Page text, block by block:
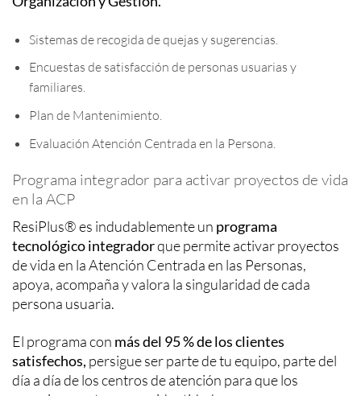
Sistemas de recogida de quejas y sugerencias.
Encuestas de satisfacción de personas usuarias y
familiares.
Plan de Mantenimiento.
Evaluación Atención Centrada en la Persona.
Programa integrador para activar proyectos de vida
en la ACP
ResiPlus® es indudablemente un programa
tecnológico integradorque permite activar proyectos
de vida en la Atención Centrada en las Personas,
apoya, acompaña y valora la singularidad de cada
persona usuaria.
El programa con más del 95 % de los clientes
satisfechos, persigue ser parte de tu equipo, parte del
día a día de los centros de atención para que los